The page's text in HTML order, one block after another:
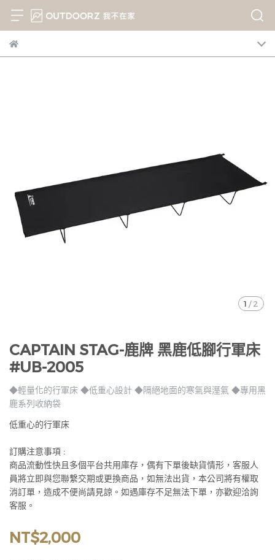
1 / 2
CAPTAIN STAG-鹿牌 黑鹿低腳行軍床
#UB-2005
◆輕量化的行軍床 ◆低重心設計 ◆隔絕地面的寒氣與溼氣 ◆專用黑
鹿系列收納袋
低重心的行軍床
訂購注意事項 :
商品流動性快且多個平台共用庫存，偶有下單後缺貨情形，客服人
員將立即與您聯繫交期或更換商品，如無法出貨，本公司將有權取
消訂單，造成不便尚請見諒。如遇庫存不足無法下單，亦歡迎洽詢
客服。
NT$2,000